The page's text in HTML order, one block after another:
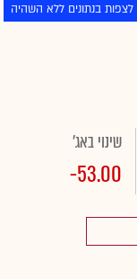
לצפות בנתונים ללא השהיה
שינוי באג'
-53.00